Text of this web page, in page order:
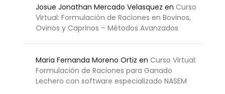
Josue Jonathan Mercado Velasquez en Curso
Virtual: Formulación de Raciones en Bovinos,
Ovinos y Caprinos – Métodos Avanzados
Maria Fernanda Moreno Ortiz en Curso Virtual:
Formulación de Raciones para Ganado
Lechero con software especializado NASEM